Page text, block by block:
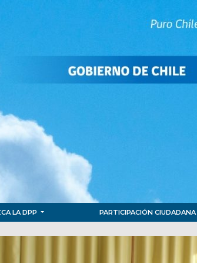
LA DPP PARTICIPACIÓN CIUDADANA